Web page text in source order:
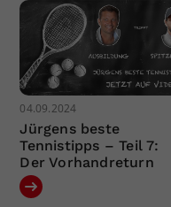
04.09.2024
Jürgens beste
Tennistipps – Teil 7:
Der Vorhandreturn